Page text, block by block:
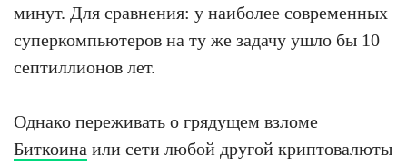
минут. Для сравнения: у наиболее современных
суперкомпьютеров на ту же задачу ушло бы 10
септиллионов лет.
Однако переживать о грядущем взломе
Биткоина или сети любой другой криптовалюты